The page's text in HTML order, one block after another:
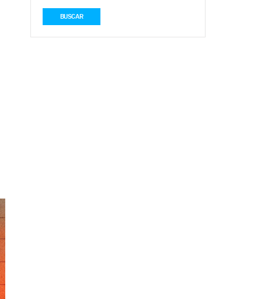
BUSCAR